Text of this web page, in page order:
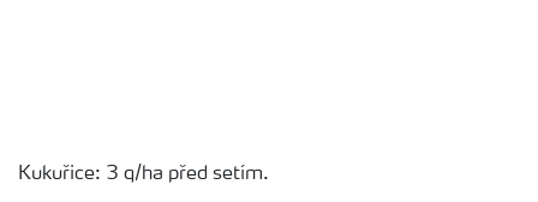
Kukuřice: 3 q/ha před setím.